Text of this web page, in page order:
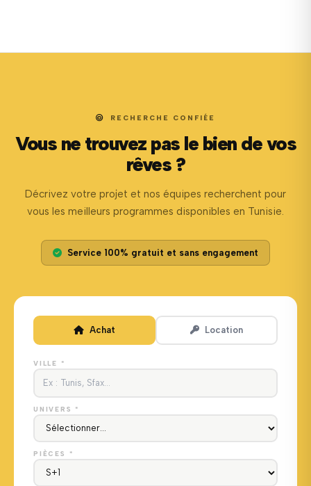
RECHERCHE CONFIÉE
Vous ne trouvez pas le bien de vos
rêves ?
Décrivez votre projet et nos équipes recherchent pour
vous les meilleurs programmes disponibles en Tunisie.
Service 100% gratuit et sans engagement
Achat Location
VILLE *
UNIVERS *
PIÈCES *